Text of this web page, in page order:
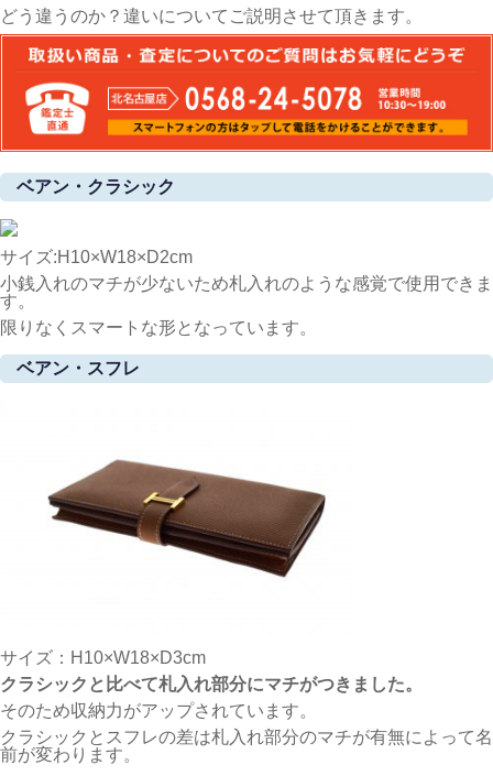
どう違うのか？違いについてご説明させて頂きます。
ベアン・クラシック
サイズ:H10×W18×D2cm
小銭入れのマチが少ないため札入れのような感覚で使用できま
す。
限りなくスマートな形となっています。
ベアン・スフレ
サイズ：H10×W18×D3cm
クラシックと比べて札入れ部分にマチがつきました。
そのため収納力がアップされています。
クラシックとスフレの差は札入れ部分のマチが有無によって名
前が変わります。